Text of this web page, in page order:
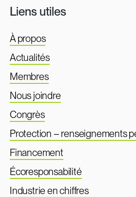
Liens utiles
À propos
Actualités
Membres
Nous joindre
Congrès
Protection – renseignements
Financement
Écoresponsabilité
Industrie en chiffres